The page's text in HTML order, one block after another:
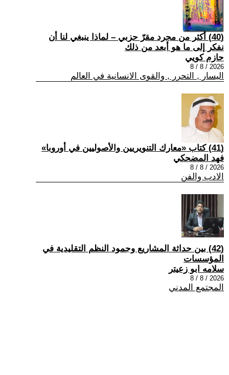
(40) أكثر من مجرد مقرّ حزبي – لماذا ينبغي لنا أن
نفكر إلى ما هو أبعد من ذلك
حازم كويي
2026 / 8 / 8
اليسار , التحرر , والقوى الانسانية في العالم
(41) كتاب «معارك التنويريين والأصوليين في أوروبا»
فهد المضحكي
2026 / 8 / 8
الادب والفن
(42) بين حداثة المشاريع وجمود النظم التقليدية في
المؤسسات
سلامه ابو زعيتر
2026 / 8 / 8
المجتمع المدني